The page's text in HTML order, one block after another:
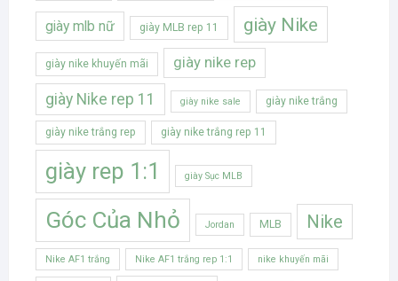
giày mlb nữ giày MLB rep 11 giày Nike
giày nike khuyến mãi giày nike rep
giày Nike rep 11 giày nike sale giày nike trắng
giày nike trắng rep giày nike trắng rep 11
giày rep 1:1 giày Sục MLB
Góc Của Nhỏ Jordan MLB Nike
Nike AF1 trắng Nike AF1 trắng rep 1:1 nike khuyến mãi